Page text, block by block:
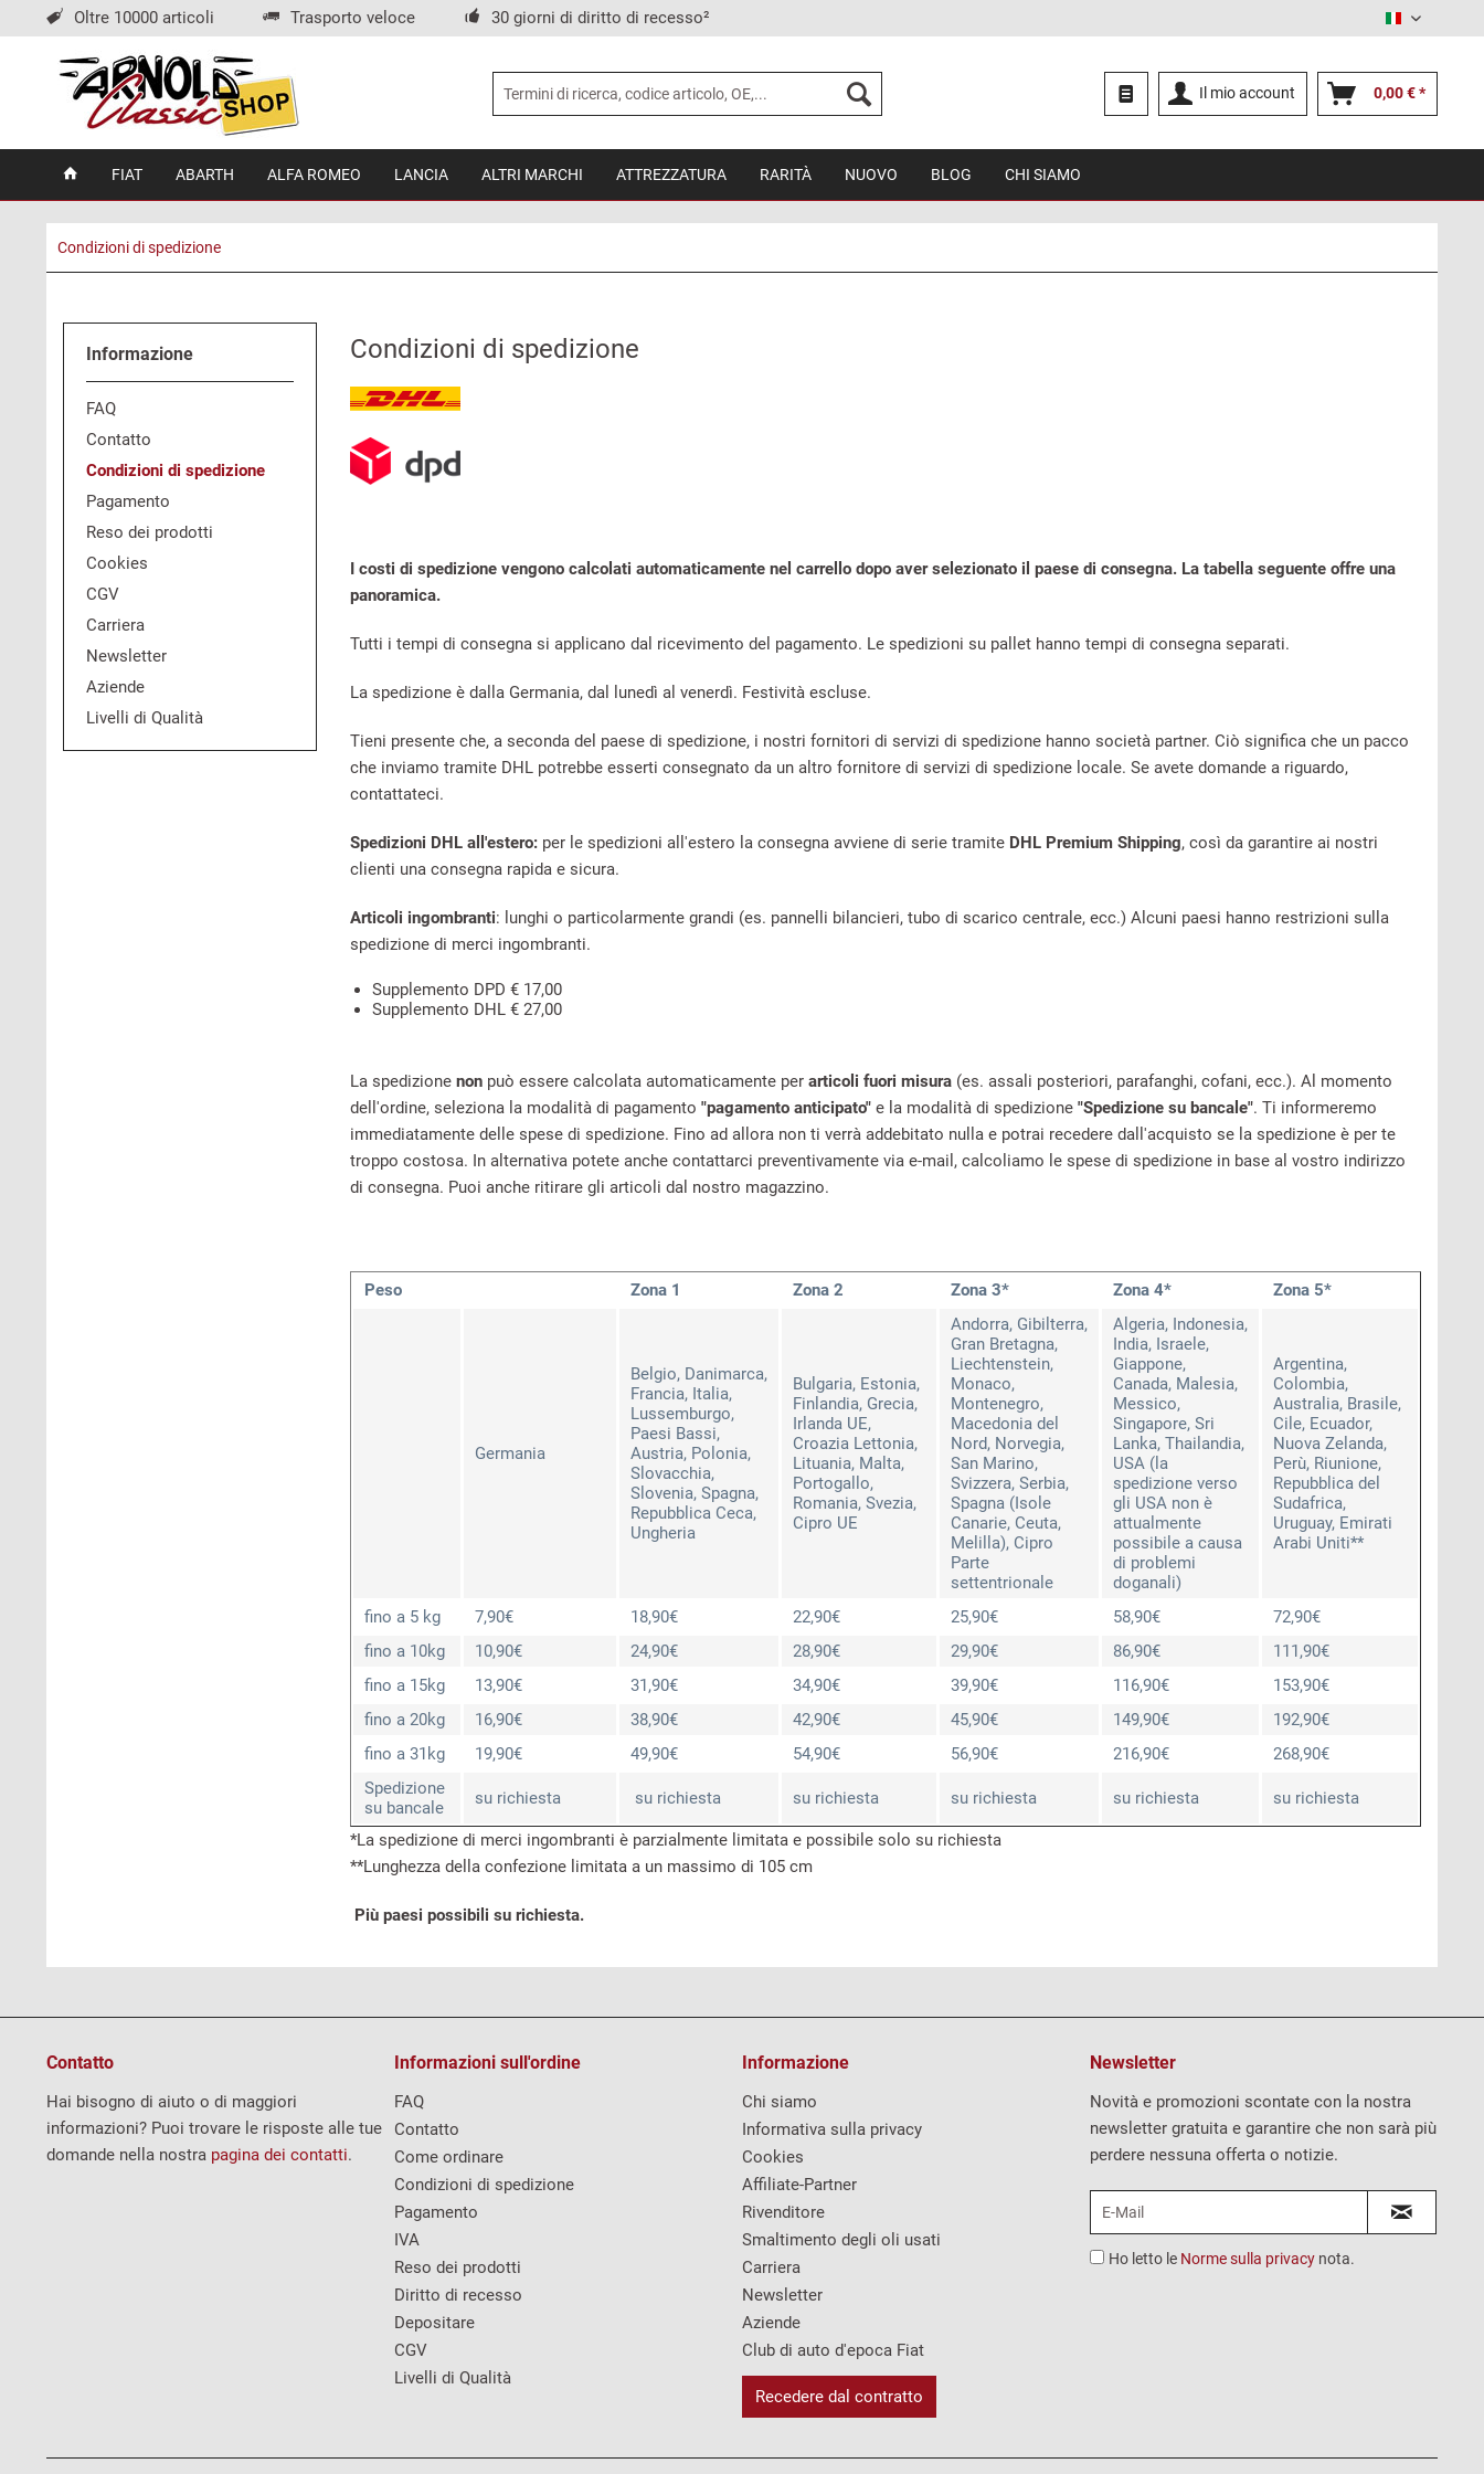
Oltre 10000 articoli Trasporto veloce 30 giorni di diritto di recesso² Italiano
Il mio account 0,00 € *
FIAT ABARTH ALFA ROMEO LANCIA ALTRI MARCHI ATTREZZATURA RARITÀ NUOVO BLOG CHI SIAMO
Condizioni di spedizione
Informazione
FAQ
Contatto
Condizioni di spedizione
Pagamento
Reso dei prodotti
Cookies
CGV
Carriera
Newsletter
Aziende
Livelli di Qualità
Condizioni di spedizione
I costi di spedizione vengono calcolati automaticamente nel carrello dopo aver selezionato il paese di consegna. La tabella seguente offre una
panoramica.
Tutti i tempi di consegna si applicano dal ricevimento del pagamento. Le spedizioni su pallet hanno tempi di consegna separati.
La spedizione è dalla Germania, dal lunedì al venerdì. Festività escluse.
Tieni presente che, a seconda del paese di spedizione, i nostri fornitori di servizi di spedizione hanno società partner. Ciò significa che un pacco
che inviamo tramite DHL potrebbe esserti consegnato da un altro fornitore di servizi di spedizione locale. Se avete domande a riguardo,
contattateci.
Spedizioni DHL all'estero: per le spedizioni all'estero la consegna avviene di serie tramite DHL Premium Shipping, così da garantire ai nostri
clienti una consegna rapida e sicura.
Articoli ingombranti: lunghi o particolarmente grandi (es. pannelli bilancieri, tubo di scarico centrale, ecc.) Alcuni paesi hanno restrizioni sulla
spedizione di merci ingombranti.
Supplemento DPD € 17,00
Supplemento DHL € 27,00
La spedizione non può essere calcolata automaticamente per articoli fuori misura (es. assali posteriori, parafanghi, cofani, ecc.). Al momento
dell'ordine, seleziona la modalità di pagamento "pagamento anticipato" e la modalità di spedizione "Spedizione su bancale". Ti informeremo
immediatamente delle spese di spedizione. Fino ad allora non ti verrà addebitato nulla e potrai recedere dall'acquisto se la spedizione è per te
troppo costosa. In alternativa potete anche contattarci preventivamente via e-mail, calcoliamo le spese di spedizione in base al vostro indirizzo
di consegna. Puoi anche ritirare gli articoli dal nostro magazzino.
Peso Zona 1 Zona 2 Zona 3* Zona 4* Zona 5*
Germania
Belgio, Danimarca,
Francia, Italia,
Lussemburgo,
Paesi Bassi,
Austria, Polonia,
Slovacchia,
Slovenia, Spagna,
Repubblica Ceca,
Ungheria
Bulgaria, Estonia,
Finlandia, Grecia,
Irlanda UE,
Croazia Lettonia,
Lituania, Malta,
Portogallo,
Romania, Svezia,
Cipro UE
Andorra, Gibilterra,
Gran Bretagna,
Liechtenstein,
Monaco,
Montenegro,
Macedonia del
Nord, Norvegia,
San Marino,
Svizzera, Serbia,
Spagna (Isole
Canarie, Ceuta,
Melilla), Cipro
Parte
settentrionale
Algeria, Indonesia,
India, Israele,
Giappone,
Canada, Malesia,
Messico,
Singapore, Sri
Lanka, Thailandia,
USA (la
spedizione verso
gli USA non è
attualmente
possibile a causa
di problemi
doganali)
Argentina,
Colombia,
Australia, Brasile,
Cile, Ecuador,
Nuova Zelanda,
Perù, Riunione,
Repubblica del
Sudafrica,
Uruguay, Emirati
Arabi Uniti**
fino a 5 kg 7,90€ 18,90€ 22,90€ 25,90€ 58,90€
72,90€
fino a 10kg
10,90€ 24,90€ 28,90€ 29,90€ 86,90€
111,90€
fino a 15kg
13,90€ 31,90€ 34,90€ 39,90€ 116,90€
153,90€
fino a 20kg
16,90€ 38,90€ 42,90€ 45,90€ 149,90€
192,90€
fino a 31kg
19,90€ 49,90€ 54,90€ 56,90€ 216,90€
268,90€
Spedizione
su bancale
su richiesta su richiesta su richiesta su richiesta su richiesta su richiesta
*La spedizione di merci ingombranti è parzialmente limitata e possibile solo su richiesta
**Lunghezza della confezione limitata a un massimo di 105 cm
Più paesi possibili su richiesta.
Contatto
Hai bisogno di aiuto o di maggiori
informazioni? Puoi trovare le risposte alle tue
domande nella nostra pagina dei contatti.
Informazioni sull'ordine
FAQ
Contatto
Come ordinare
Condizioni di spedizione
Pagamento
IVA
Reso dei prodotti
Diritto di recesso
Depositare
CGV
Livelli di Qualità
Informazione
Chi siamo
Informativa sulla privacy
Cookies
Affiliate-Partner
Rivenditore
Smaltimento degli oli usati
Carriera
Newsletter
Aziende
Club di auto d'epoca Fiat
Recedere dal contratto
Newsletter
Novità e promozioni scontate con la nostra
newsletter gratuita e garantire che non sarà più
perdere nessuna offerta o notizie.
Ho letto le Norme sulla privacy nota.